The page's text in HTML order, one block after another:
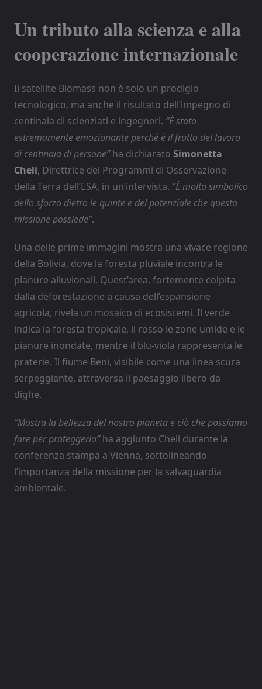
Un tributo alla scienza e alla
cooperazione internazionale
Il satellite Biomass non è solo un prodigio
tecnologico, ma anche il risultato dell’impegno di
centinaia di scienziati e ingegneri. “È stato
estremamente emozionante perché è il frutto del lavoro
di centinaia di persone”ha dichiarato Simonetta
Cheli, Direttrice dei Programmi di Osservazione
della Terra dell’ESA, in un’intervista. “È molto simbolico
dello sforzo dietro le quinte e del potenziale che questa
missione possiede”.
Una delle prime immagini mostra una vivace regione
della Bolivia, dove la foresta pluviale incontra le
pianure alluvionali. Quest’area, fortemente colpita
dalla deforestazione a causa dell’espansione
agricola, rivela un mosaico di ecosistemi. Il verde
indica la foresta tropicale, il rosso le zone umide e le
pianure inondate, mentre il blu-viola rappresenta le
praterie. Il fiume Beni, visibile come una linea scura
serpeggiante, attraversa il paesaggio libero da
dighe.
“Mostra la bellezza del nostro pianeta e ciò che possiamo
fare per proteggerlo”ha aggiunto Cheli durante la
conferenza stampa a Vienna, sottolineando
l’importanza della missione per la salvaguardia
ambientale.